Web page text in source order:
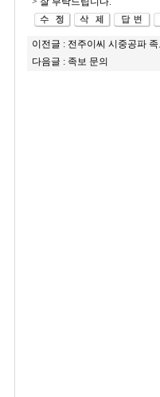
이전글 : 전주이씨 시중공파
다음글 : 족보 문의